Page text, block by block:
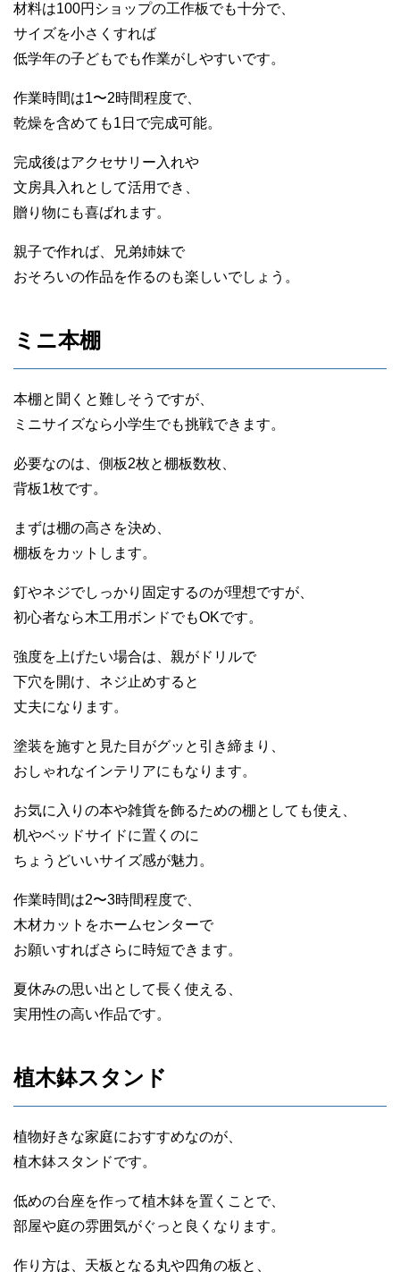
材料は100円ショップの工作板でも十分で、
サイズを小さくすれば
低学年の子どもでも作業がしやすいです。
作業時間は1〜2時間程度で、
乾燥を含めても1日で完成可能。
完成後はアクセサリー入れや
文房具入れとして活用でき、
贈り物にも喜ばれます。
親子で作れば、兄弟姉妹で
おそろいの作品を作るのも楽しいでしょう。
ミニ本棚
本棚と聞くと難しそうですが、
ミニサイズなら小学生でも挑戦できます。
必要なのは、側板2枚と棚板数枚、
背板1枚です。
まずは棚の高さを決め、
棚板をカットします。
釘やネジでしっかり固定するのが理想ですが、
初心者なら木工用ボンドでもOKです。
強度を上げたい場合は、親がドリルで
下穴を開け、ネジ止めすると
丈夫になります。
塗装を施すと見た目がグッと引き締まり、
おしゃれなインテリアにもなります。
お気に入りの本や雑貨を飾るための棚としても使え、
机やベッドサイドに置くのに
ちょうどいいサイズ感が魅力。
作業時間は2〜3時間程度で、
木材カットをホームセンターで
お願いすればさらに時短できます。
夏休みの思い出として長く使える、
実用性の高い作品です。
植木鉢スタンド
植物好きな家庭におすすめなのが、
植木鉢スタンドです。
低めの台座を作って植木鉢を置くことで、
部屋や庭の雰囲気がぐっと良くなります。
作り方は、天板となる丸や四角の板と、